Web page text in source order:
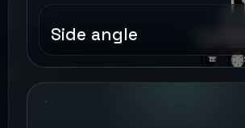
Side angle